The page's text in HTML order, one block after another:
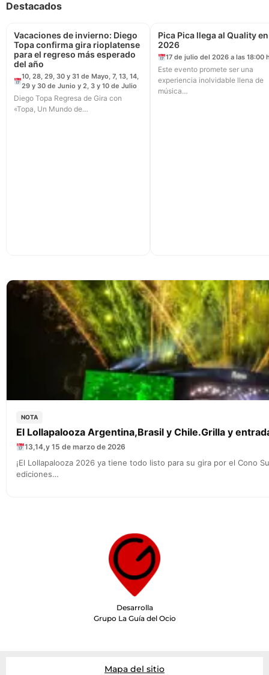
Destacados
Vacaciones de invierno: Diego
Topa confirma gira rioplatense
para el regreso más esperado
del año
10, 28, 29, 30 y 31 de Mayo, 7, 13, 14,
29 y 30 de Junio y 2, 3 y 10 de Julio
Diego Topa Regresa de Gira con
«Topa, Un Mundo de…
Pica Pica llega al Quality en
2026
17 de julio del 2026 a las 18:00
Este evento promete ser una
experiencia inolvidable llena de
música…
NOTA
El Lollapalooza Argentina,Brasil y Chile.Grilla y
13,14,y 15 de marzo de 2026
¡El Lollapalooza 2026 ya tiene todo listo para su gira por el Cono
ediciones…
Desarrolla
Grupo La Guía del Ocio
Mapa del sitio